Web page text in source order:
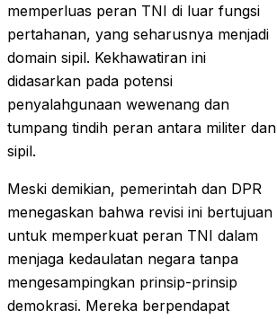
memperluas peran TNI di luar fungsi
pertahanan, yang seharusnya menjadi
domain sipil. Kekhawatiran ini
didasarkan pada potensi
penyalahgunaan wewenang dan
tumpang tindih peran antara militer dan
sipil.
Meski demikian, pemerintah dan DPR
menegaskan bahwa revisi ini bertujuan
untuk memperkuat peran TNI dalam
menjaga kedaulatan negara tanpa
mengesampingkan prinsip-prinsip
demokrasi. Mereka berpendapat